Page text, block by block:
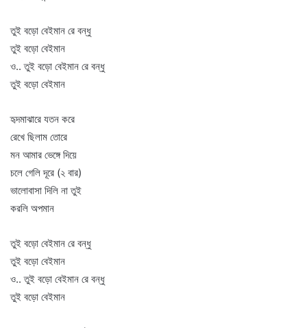
তুই বড়ো বেইমান রে বন্ধু
তুই বড়ো বেইমান
ও.. তুই বড়ো বেইমান রে বন্ধু
তুই বড়ো বেইমান
হৃদমাঝারে যতন করে
রেখে ছিলাম তোরে
মন আমার ভেঙ্গে দিয়ে
চলে গেলি দূরে (২ বার)
ভালোবাসা দিলি না তুই
করলি অপমান
তুই বড়ো বেইমান রে বন্ধু
তুই বড়ো বেইমান
ও.. তুই বড়ো বেইমান রে বন্ধু
তুই বড়ো বেইমান